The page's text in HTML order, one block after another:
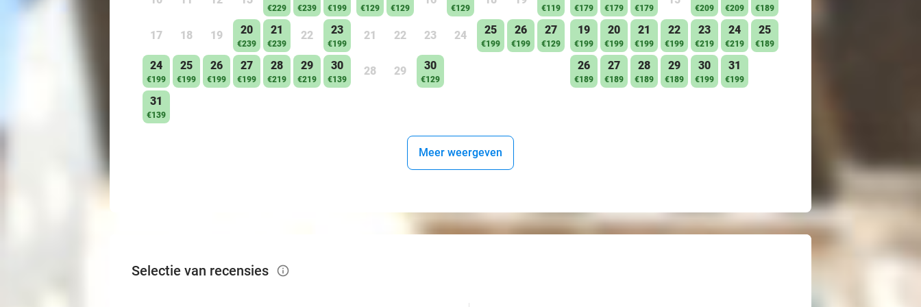
€229 €239 €199
17 18 19 20
€239
21
€239
22 23
€199
24
€199
25
€199
26
€199
27
€199
28
€219
29
€219
30
€139
31
€139
€129 €129 €129 €119
21 22 23 24 25
€199
26
€199
27
€129
28 29 30
€129
€179 €179 €179 €209 €209 €189
19
€199
20
€199
21
€199
22
€199
23
€219
24
€219
25
€189
26
€189
27
€189
28
€189
29
€189
30
€199
31
€199
Meer weergeven
Selectie van recensies info_outlined